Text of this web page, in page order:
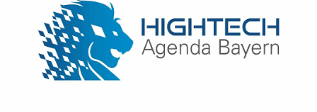
Pflichtangabe
Absenden